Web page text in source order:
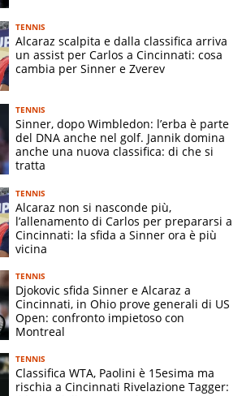
TENNIS
Alcaraz scalpita e dalla classifica arriva
un assist per Carlos a Cincinnati: cosa
cambia per Sinner e Zverev
TENNIS
Sinner, dopo Wimbledon: l’erba è parte
del DNA anche nel golf. Jannik domina
anche una nuova classifica: di che si
tratta
TENNIS
Alcaraz non si nasconde più,
l’allenamento di Carlos per prepararsi a
Cincinnati: la sfida a Sinner ora è più
vicina
TENNIS
Djokovic sfida Sinner e Alcaraz a
Cincinnati, in Ohio prove generali di US
Open: confronto impietoso con
Montreal
TENNIS
Classifica WTA, Paolini è 15esima ma
rischia a Cincinnati Rivelazione Tagger: